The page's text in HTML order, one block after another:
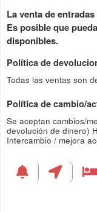
La venta de
Es posible que
disponibles.
Política de
Todas las ventas son
Política de cambio/
Se aceptan cambios/
devolución de dinero)
Intercambio / mejora